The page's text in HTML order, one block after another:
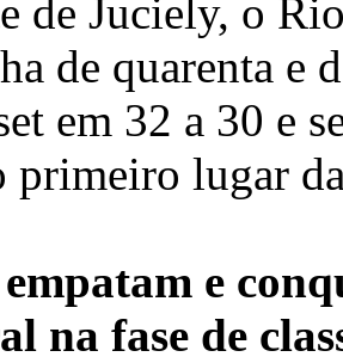
de Juciely, o
de quarenta e
em 32 a 30 e
primeiro lugar
e
na fase de